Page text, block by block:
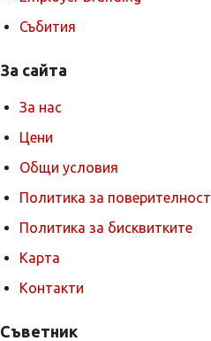
Събития
За сайта
За нас
Цени
Общи условия
Политика за поверителност
Политика за бисквитките
Карта
Контакти
Съветник